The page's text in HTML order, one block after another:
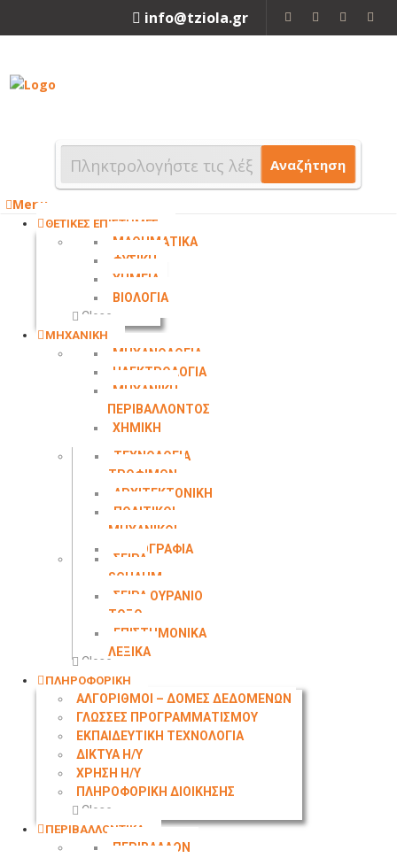
info@tziola.gr
Αναζήτηση
Menu
ΘΕΤΙΚΕΣ ΕΠΙΣΤΗΜΕΣ
ΜΑΘΗΜΑΤΙΚΑ
ΦΥΣΙΚΗ
ΧΗΜΕΙΑ
ΒΙΟΛΟΓΙΑ
Close
ΜΗΧΑΝΙΚΗ
ΜΗΧΑΝΟΛΟΓΙΑ
ΗΛΕΚΤΡΟΛΟΓΙΑ
ΜΗΧΑΝΙΚΗ
ΠΕΡΙΒΑΛΛΟΝΤΟΣ
ΧΗΜΙΚΗ
ΤΕΧΝΟΛΟΓΙΑ
ΤΡΟΦΙΜΩΝ
ΑΡΧΙΤΕΚΤΟΝΙΚΗ
ΠΟΛΙΤΙΚΟΙ
ΜΗΧΑΝΙΚΟΙ
ΤΟΠΟΓΡΑΦΙΑ
ΣΕΙΡΑ
SCHAUM
ΣΕΙΡΑ ΟΥΡΑΝΙΟ
ΤΟΞΟ
ΕΠΙΣΤΗΜΟΝΙΚΑ
ΛΕΞΙΚΑ
Close
ΠΛΗΡΟΦΟΡΙΚΗ
ΑΛΓΟΡΙΘΜΟΙ – ΔΟΜΕΣ ΔΕΔΟΜΕΝΩΝ
ΓΛΩΣΣΕΣ ΠΡΟΓΡΑΜΜΑΤΙΣΜΟΥ
ΕΚΠΑΙΔΕΥΤΙΚΗ ΤΕΧΝΟΛΟΓΙΑ
ΔΙΚΤΥΑ Η/Υ
ΧΡΗΣΗ Η/Υ
ΠΛΗΡΟΦΟΡΙΚΗ ΔΙΟΙΚΗΣΗΣ
Close
ΠΕΡΙΒΑΛΛΟΝΤΙΚΑ
ΠΕΡΙΒΑΛΛΟΝ